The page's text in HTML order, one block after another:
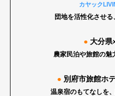
Pen
Pen international
カヤック
団地を活性化させ
● 大分
農家民泊や旅館の魅
● 別府市旅館ホ
温泉宿のもてなしを